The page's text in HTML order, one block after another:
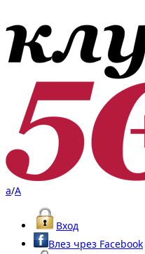
a/A
Вход
Влез чрез Facebook